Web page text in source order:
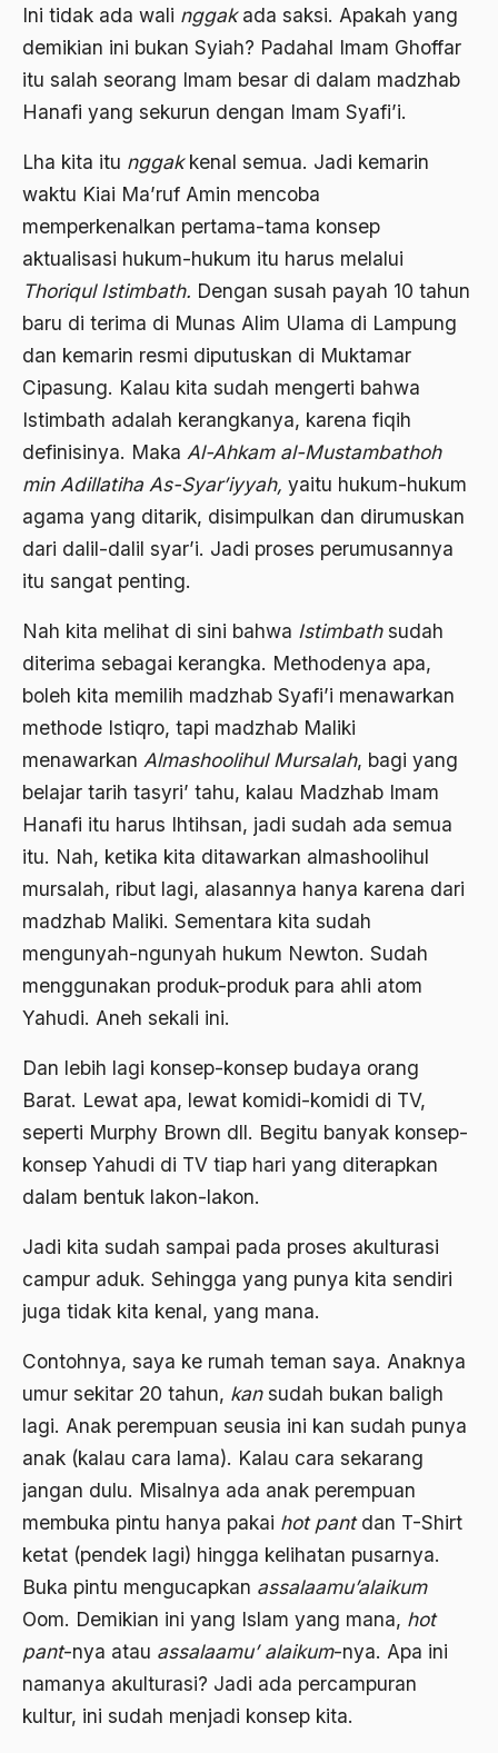
Ini tidak ada wali nggakada saksi. Apakah yang
demikian ini bukan Syiah? Padahal Imam Ghoffar
itu salah seorang Imam besar di dalam madzhab
Hanafi yang sekurun dengan Imam Syafi’i.
Lha kita itu nggakkenal semua. Jadi kemarin
waktu Kiai Ma’ruf Amin mencoba
memperkenalkan pertama-tama konsep
aktualisasi hukum-hukum itu harus melalui
Thoriqul Istimbath. Dengan susah payah 10 tahun
baru di terima di Munas Alim Ulama di Lampung
dan kemarin resmi diputuskan di Muktamar
Cipasung. Kalau kita sudah mengerti bahwa
Istimbath adalah kerangkanya, karena fiqih
definisinya. Maka Al-Ahkam al-Mustambathoh
min Adillatiha As-Syar’iyyah, yaitu hukum-hukum
agama yang ditarik, disimpulkan dan dirumuskan
dari dalil-dalil syar’i. Jadi proses perumusannya
itu sangat penting.
Nah kita melihat di sini bahwa Istimbathsudah
diterima sebagai kerangka. Methodenya apa,
boleh kita memilih madzhab Syafi’i menawarkan
methode Istiqro, tapi madzhab Maliki
menawarkan Almashoolihul Mursalah, bagi yang
belajar tarih tasyri’ tahu, kalau Madzhab Imam
Hanafi itu harus Ihtihsan, jadi sudah ada semua
itu. Nah, ketika kita ditawarkan almashoolihul
mursalah, ribut lagi, alasannya hanya karena dari
madzhab Maliki. Sementara kita sudah
mengunyah-ngunyah hukum Newton. Sudah
menggunakan produk-produk para ahli atom
Yahudi. Aneh sekali ini.
Dan lebih lagi konsep-konsep budaya orang
Barat. Lewat apa, lewat komidi-komidi di TV,
seperti Murphy Brown dll. Begitu banyak konsep-
konsep Yahudi di TV tiap hari yang diterapkan
dalam bentuk lakon-lakon.
Jadi kita sudah sampai pada proses akulturasi
campur aduk. Sehingga yang punya kita sendiri
juga tidak kita kenal, yang mana.
Contohnya, saya ke rumah teman saya. Anaknya
umur sekitar 20 tahun, kansudah bukan baligh
lagi. Anak perempuan seusia ini kan sudah punya
anak (kalau cara lama). Kalau cara sekarang
jangan dulu. Misalnya ada anak perempuan
membuka pintu hanya pakai hot pantdan T-Shirt
ketat (pendek lagi) hingga kelihatan pusarnya.
Buka pintu mengucapkan assalaamu’alaikum
Oom. Demikian ini yang Islam yang mana, hot
pant-nya atau assalaamu’ alaikum-nya. Apa ini
namanya akulturasi? Jadi ada percampuran
kultur, ini sudah menjadi konsep kita.
Ard
area studies
Argentina
Ariel Sharon
Ario Wowor
Aristoteles
Arnold Y. Toynbeen
Arrigo Sacchi
Arswendo
Arswendo Atmowiloto
Arti Kepemimpinan
artikel gus dur
asal-usul tradisi keilmuan pesantren
Asas Islam
Asas Keagamaan
asas kebangsaan
Asas Organisasi Islam
Asas Pancasila
Asas Permusyawaratan
Asas Pluralisme
Asas Tunggal
Asghar Ali Engineer
Ashram Ghandi
Asia
Asia Tenggara
Asimilasi
Asosiasi
Aspek Etika
Aspek Politis
Aspek religius Agama
Aspek Teknis
Aspirasi Politik
asrul sani
Aswad Mahasin
ASWAJA
Asyura 1414
Atheisme